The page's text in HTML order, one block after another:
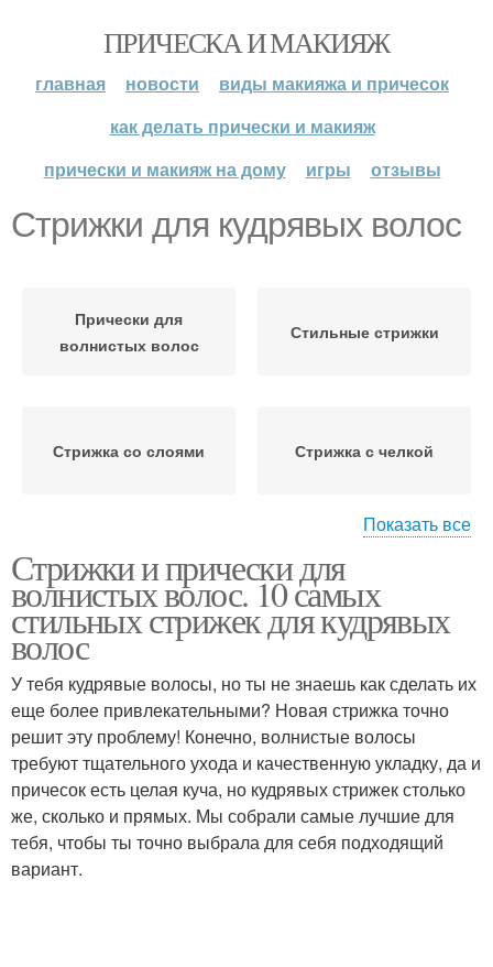
ПРИЧЕСКА И МАКИЯЖ
главная новости
виды макияжа и причесок
как делать прически и макияж
прически и макияж на дому
игры отзывы
Стрижки для кудрявых волос
Прически для
волнистых волос
Стильные стрижки
Стрижка со слоями Стрижка с челкой
волос
Волос без укладки
Длинные стрижки Стрижки без укладки
Стрижки на волнистые
волосы
Короткие стрижки
Показать все
Стрижки и прически для
волнистых волос. 10 самых
стильных стрижек для кудрявых
волос
У тебя кудрявые волосы, но ты не знаешь как сделать их
еще более привлекательными? Новая стрижка точно
решит эту проблему! Конечно, волнистые волосы
требуют тщательного ухода и качественную укладку, да и
причесок есть целая куча, но кудрявых стрижек столько
же, сколько и прямых. Мы собрали самые лучшие для
тебя, чтобы ты точно выбрала для себя подходящий
вариант.